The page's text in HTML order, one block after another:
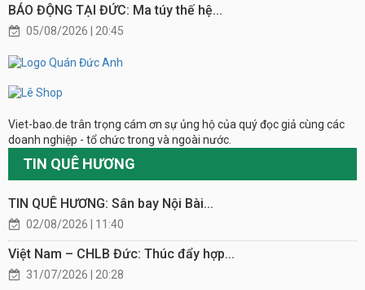
BÁO ĐỘNG TẠI ĐỨC: Ma túy thế hệ...
05/08/2026 | 20:45
Viet-bao.de trân trọng cám ơn sự ủng hộ của quý đọc giả cùng các
doanh nghiệp - tổ chức trong và ngoài nước.
TIN QUÊ HƯƠNG
TIN QUÊ HƯƠNG: Sân bay Nội Bài...
02/08/2026 | 11:40
Việt Nam – CHLB Đức: Thúc đẩy hợp...
31/07/2026 | 20:28